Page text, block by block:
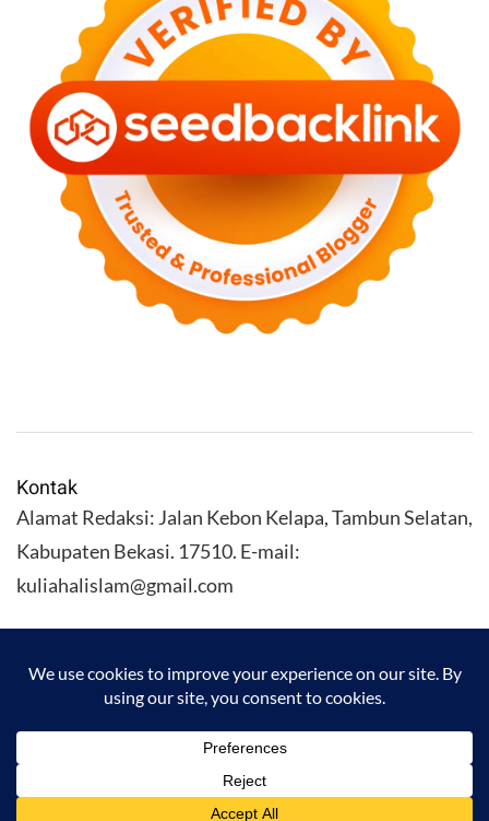
Kontak
Alamat Redaksi: Jalan Kebon Kelapa, Tambun Selatan,
Kabupaten Bekasi. 17510. E-mail:
kuliahalislam@gmail.com
KULIAHALISLAM.COM Copyright (C) 2026